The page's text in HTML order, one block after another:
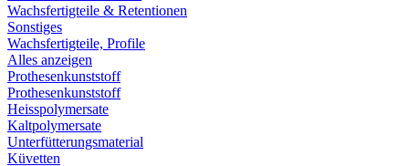
Wachsfertigteile & Retentionen
Sonstiges
Wachsfertigteile, Profile
Alles anzeigen
Prothesenkunststoff
Prothesenkunststoff
Heisspolymersate
Kaltpolymersate
Unterfütterungsmaterial
Küvetten